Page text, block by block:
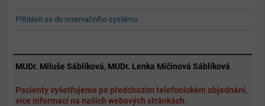
Přihlásit se do rezervačního systému
MUDr. Miluše Sáblíková, MUDr. Lenka Mičínová Sáblíková
Pacienty vyšetřujeme po předchozím telefonickém objednání,
více informací na našich webových stránkách.